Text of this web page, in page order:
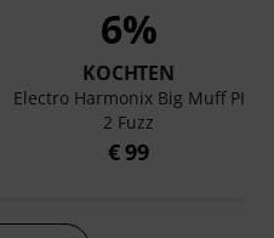
6%
KOCHTEN
Electro Harmonix Big Muff PI
2 Fuzz
€ 99